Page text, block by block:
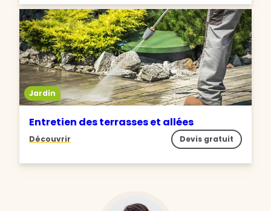
Jardin
Entretien des terrasses et allées
Découvrir Devis gratuit